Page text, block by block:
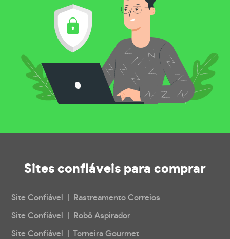
Sites confiáveis para comprar
Site Confiável | Rastreamento Correios
Site Confiável | Robô Aspirador
Site Confiável | Torneira Gourmet